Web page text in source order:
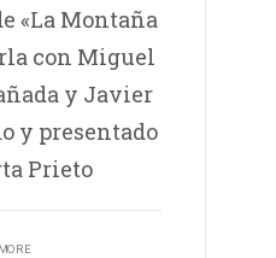
«La Montaña
con Miguel
y Javier
y presentado
Prieto